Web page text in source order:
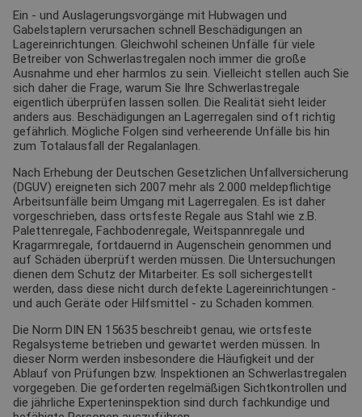
Ein - und Auslagerungsvorgänge mit Hubwagen und
Gabelstaplern verursachen schnell Beschädigungen an
Lagereinrichtungen. Gleichwohl scheinen Unfälle für viele
Betreiber von Schwerlastregalen noch immer die große
Ausnahme und eher harmlos zu sein. Vielleicht stellen auch Sie
sich daher die Frage, warum Sie Ihre Schwerlastregale
eigentlich überprüfen lassen sollen. Die Realität sieht leider
anders aus. Beschädigungen an Lagerregalen sind oft richtig
gefährlich. Mögliche Folgen sind verheerende Unfälle bis hin
zum Totalausfall der Regalanlagen.
Nach Erhebung der Deutschen Gesetzlichen Unfallversicherung
(DGUV) ereigneten sich 2007 mehr als 2.000 meldepflichtige
Arbeitsunfälle beim Umgang mit Lagerregalen. Es ist daher
vorgeschrieben, dass ortsfeste Regale aus Stahl wie z.B.
Palettenregale, Fachbodenregale, Weitspannregale und
Kragarmregale, fortdauernd in Augenschein genommen und
auf Schäden überprüft werden müssen. Die Untersuchungen
dienen dem Schutz der Mitarbeiter. Es soll sichergestellt
werden, dass diese nicht durch defekte Lagereinrichtungen -
und auch Geräte oder Hilfsmittel - zu Schaden kommen.
Die Norm DIN EN 15635 beschreibt genau, wie ortsfeste
Regalsysteme betrieben und gewartet werden müssen. In
dieser Norm werden insbesondere die Häufigkeit und der
Ablauf von Prüfungen bzw. Inspektionen an Schwerlastregalen
vorgegeben. Die geforderten regelmäßigen Sichtkontrollen und
die jährliche Experteninspektion sind durch fachkundige und